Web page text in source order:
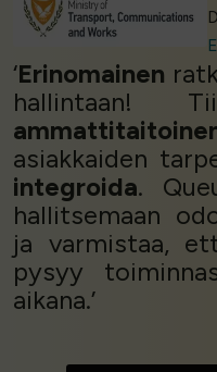
‘Erinomainen
asiakkaiden
integroida.
hallitsemaan
ja varmistaa,
pysyy
aikana.’